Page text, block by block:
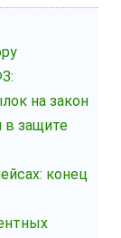
на закон
в защите
конец